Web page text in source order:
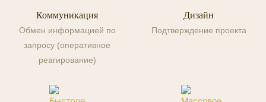
Коммуникация
Обмен информацией по
запросу (оперативное
реагирование)
Дизайн
Подтверждение проекта